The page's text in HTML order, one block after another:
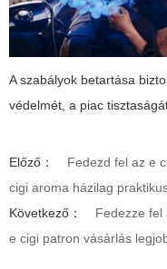
A szabályok betartása
védelmét, a piac
Előző：
Fedezd fel az e
cigi aroma házilag
Következő：
Fedezze fel
e cigi patron vásárlás